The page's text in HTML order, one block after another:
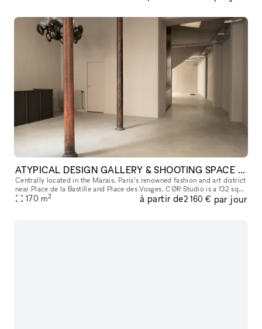
ATYPICAL DESIGN GALLERY & SHOOTING SPACE IN THE MARAIS
Centrally located in the Marais, Paris’s renowned fashion and art district
near Place de la Bastille and Place des Vosges, CØR Studio is a 132 sqm
gallery space with an additional 30 sqm basement. De
170 m2 à partir de2 160 € par jour